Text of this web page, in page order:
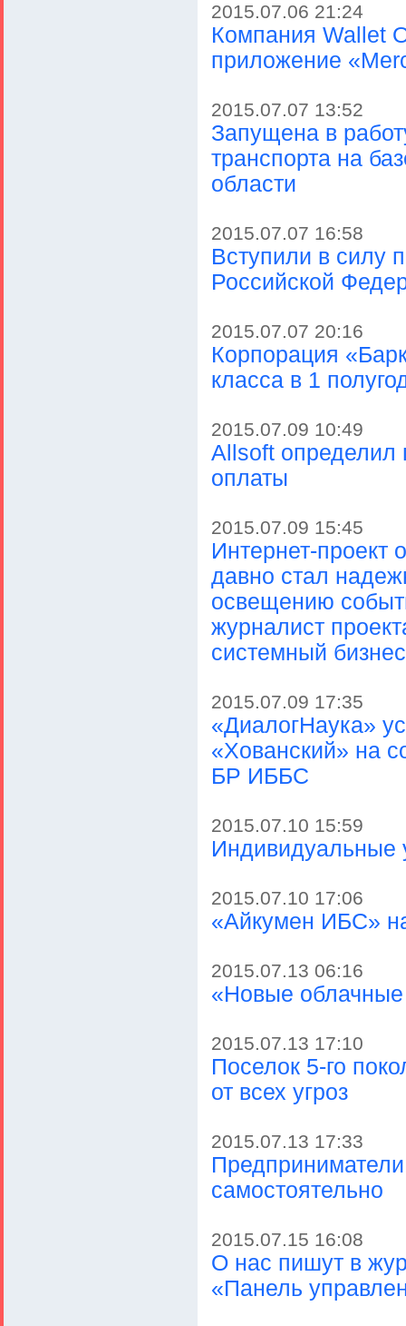
2015.07.06 21:24
Компания Wallet
приложение
2015.07.07 13:52
Запущена в
транспорта на
области
2015.07.07 16:58
Вступили в силу
Российской
2015.07.07 20:16
Корпорация
класса в 1
2015.07.09 10:49
Allsoft определил
оплаты
2015.07.09 15:45
Интернет-проект
давно стал
освещению
журналист
системный
2015.07.09 17:35
«ДиалогНаука»
«Хованский» на
БР ИББС
2015.07.10 15:59
Индивидуальные
2015.07.10 17:06
«Айкумен ИБС»
2015.07.13 06:16
«Новые облачные
2015.07.13 17:10
Поселок 5-го
от всех угроз
2015.07.13 17:33
самостоятельно
2015.07.15 16:08
О нас пишут в
«Панель